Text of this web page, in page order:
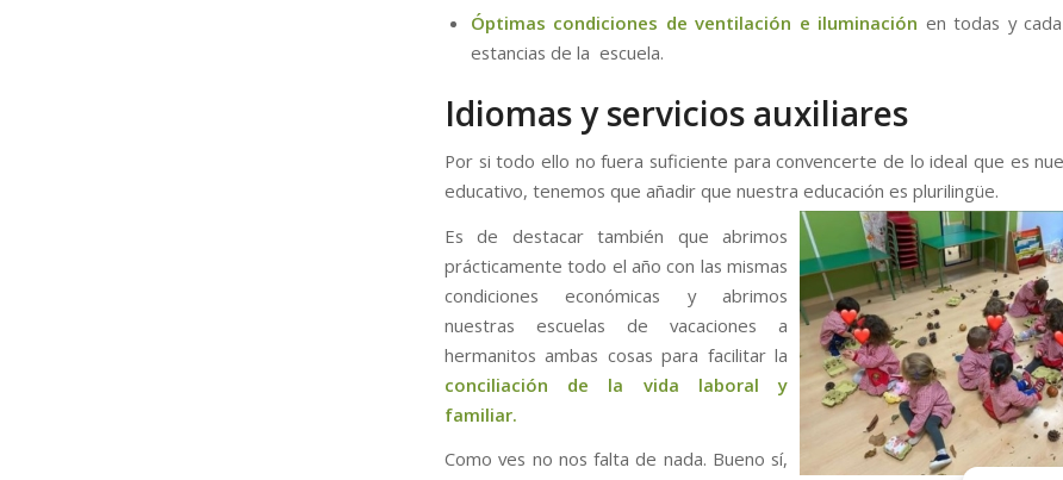
Óptimas condiciones de ventilación e iluminación en todas y
estancias de la escuela.
Idiomas y servicios auxiliares
Por si todo ello no fuera suficiente para convencerte de lo ideal que es
educativo, tenemos que añadir que nuestra educación es plurilingüe.
Es de destacar también que abrimos
prácticamente todo el año con las mismas
condiciones económicas y abrimos
nuestras escuelas de vacaciones a
hermanitos ambas cosas para facilitar la
conciliación de la vida laboral y
familiar.
Como ves no nos falta de nada. Bueno sí,